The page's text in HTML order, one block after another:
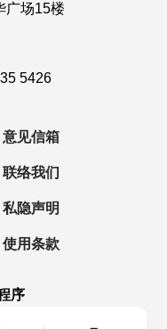
广场15楼
5426
意见信箱
联络我们
私隐声明
使用条款
序